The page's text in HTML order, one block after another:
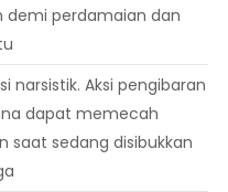
demi perdamaian dan
narsistik. Aksi pengibaran
dapat memecah
saat sedang disibukkan